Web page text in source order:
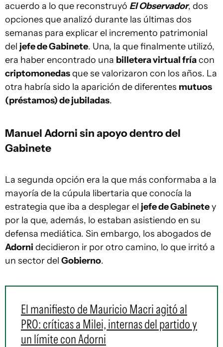
acuerdo a lo que reconstruyó El Observador, dos
opciones que analizó durante las últimas dos
semanas para explicar el incremento patrimonial
del jefe de Gabinete. Una, la que finalmente utilizó,
era haber encontrado una billetera virtual fríacon
criptomonedasque se valorizaron con los años. La
otra habría sido la aparición de diferentes mutuos
(préstamos) de jubiladas.
Manuel Adorni sin apoyo dentro del
Gabinete
La segunda opción era la que más conformaba a la
mayoría de la cúpula libertaria que conocía la
estrategia que iba a desplegar el jefe de Gabinetey
por la que, además, lo estaban asistiendo en su
defensa mediática. Sin embargo, los abogados de
Adorni decidieron ir por otro camino, lo que irritó a
un sector del Gobierno.
El manifiesto de Mauricio Macri agitó al
PRO: críticas a Milei, internas del partido y
un límite con Adorni